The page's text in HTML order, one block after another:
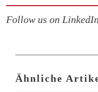
Follow us on
Ähnliche